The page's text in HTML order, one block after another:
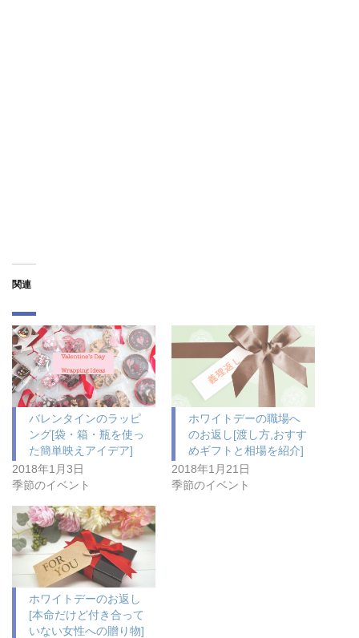
関連
バレンタインのラッピ
ング[袋・箱・瓶を使っ
た簡単映えアイデア]
2018年1月3日
季節のイベント
ホワイトデーの職場へ
のお返し[渡し方,おすす
めギフトと相場を紹介]
2018年1月21日
季節のイベント
ホワイトデーのお返し
[本命だけど付き合って
いない女性への贈り物]